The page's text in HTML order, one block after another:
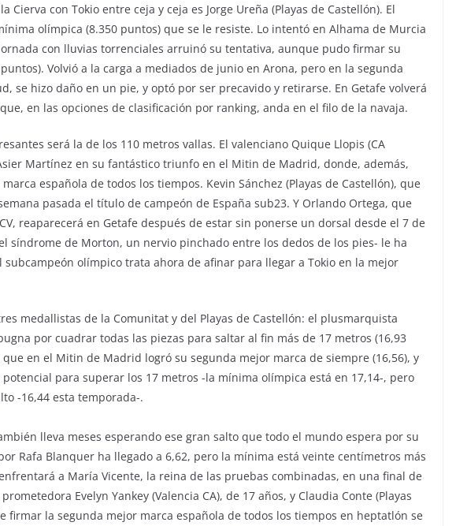
Cierva con Tokio entre ceja y ceja es Jorge Ureña (Playas de Castellón). El
olímpica (8.350 puntos) que se le resiste. Lo intentó en Alhama de Murcia
con lluvias torrenciales arruinó su tentativa, aunque pudo firmar su
Volvió a la carga a mediados de junio en Arona, pero en la segunda
se hizo daño en un pie, y optó por ser precavido y retirarse. En Getafe volverá
en las opciones de clasificación por ranking, anda en el filo de la navaja.
será la de los 110 metros vallas. El valenciano Quique Llopis (CA
Martínez en su fantástico triunfo en el Mitin de Madrid, donde, además,
española de todos los tiempos. Kevin Sánchez (Playas de Castellón), que
pasada el título de campeón de España sub23. Y Orlando Ortega, que
reaparecerá en Getafe después de estar sin ponerse un dorsal desde el 7 de
síndrome de Morton, un nervio pinchado entre los dedos de los pies- le ha
olímpico trata ahora de afinar para llegar a Tokio en la mejor
medallistas de la Comunitat y del Playas de Castellón: el plusmarquista
por cuadrar todas las piezas para saltar al fin más de 17 metros (16,93
que en el Mitin de Madrid logró su segunda mejor marca de siempre (16,56), y
para superar los 17 metros -la mínima olímpica está en 17,14-, pero
-16,44 esta temporada-.
lleva meses esperando ese gran salto que todo el mundo espera por su
Rafa Blanquer ha llegado a 6,62, pero la mínima está veinte centímetros más
a María Vicente, la reina de las pruebas combinadas, en una final de
Evelyn Yankey (Valencia CA), de 17 años, y Claudia Conte (Playas
firmar la segunda mejor marca española de todos los tiempos en heptatlón se